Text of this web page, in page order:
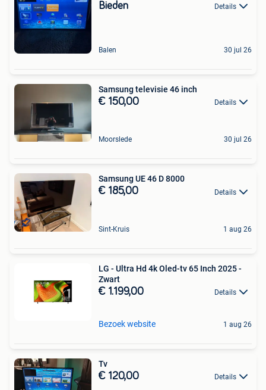
Bieden Details
Balen 30 jul 26
Samsung televisie 46 inch
€ 150,00 Details
Moorslede 30 jul 26
Samsung UE 46 D 8000
€ 185,00 Details
Sint-Kruis 1 aug 26
LG - Ultra Hd 4k Oled-tv 65 Inch 2025 -
Zwart
€ 1.199,00 Details
Bezoek website 1 aug 26
Tv
€ 120,00 Details